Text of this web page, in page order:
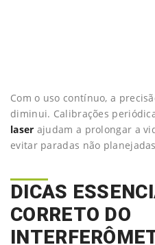
Com o uso contínuo, a
diminui. Calibrações
laser ajudam a prolongar a
evitar paradas não
DICAS
CORRETO DO